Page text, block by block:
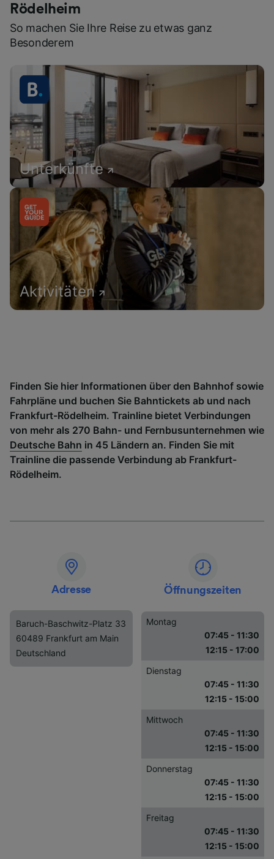
Rödelheim
So machen Sie Ihre Reise zu etwas ganz
Besonderem
Unterkünfte
Aktivitäten
Finden Sie hier Informationen über den Bahnhof sowie
Fahrpläne und buchen Sie Bahntickets ab und nach
Frankfurt-Rödelheim. Trainline bietet Verbindungen
von mehr als 270 Bahn- und Fernbusunternehmen wie
Deutsche Bahn in 45 Ländern an. Finden Sie mit
Trainline die passende Verbindung ab Frankfurt-
Rödelheim.
Adresse
Baruch-Baschwitz-Platz 33
60489 Frankfurt am Main
Deutschland
Öffnungszeiten
Montag
07:45 - 11:30
12:15 - 17:00
Dienstag
07:45 - 11:30
12:15 - 15:00
Mittwoch
07:45 - 11:30
12:15 - 15:00
Donnerstag
07:45 - 11:30
12:15 - 15:00
Freitag
07:45 - 11:30
12:15 - 15:00